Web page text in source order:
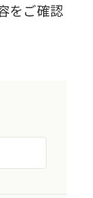
をご確認